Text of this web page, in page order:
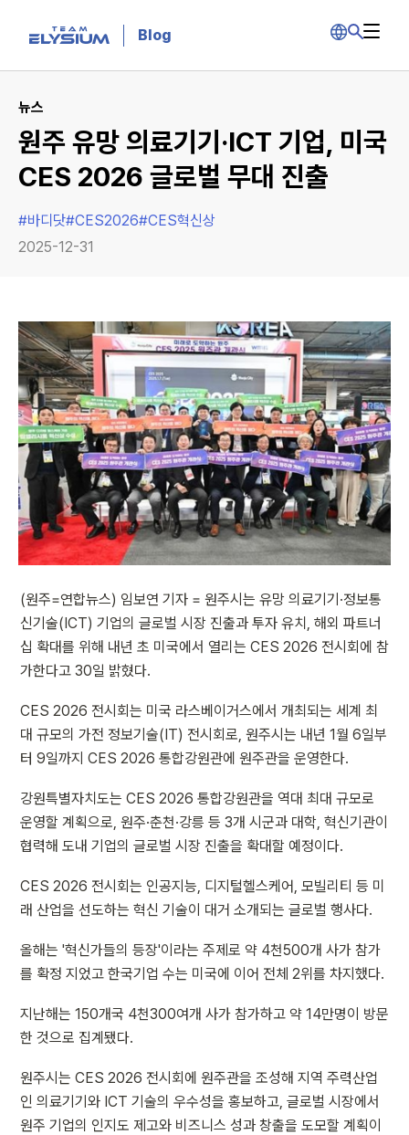
Blog
뉴스
원주 유망 의료기기·ICT 기업, 미국
CES 2026 글로벌 무대 진출
#바디닷#CES2026#CES혁신상
2025-12-31
(원주=연합뉴스) 임보연 기자 = 원주시는 유망 의료기기·정보통
신기술(ICT) 기업의 글로벌 시장 진출과 투자 유치, 해외 파트너
십 확대를 위해 내년 초 미국에서 열리는 CES 2026 전시회에 참
가한다고 30일 밝혔다.
CES 2026 전시회는 미국 라스베이거스에서 개최되는 세계 최
대 규모의 가전 정보기술(IT) 전시회로, 원주시는 내년 1월 6일부
터 9일까지 CES 2026 통합강원관에 원주관을 운영한다.
강원특별자치도는 CES 2026 통합강원관을 역대 최대 규모로
운영할 계획으로, 원주·춘천·강릉 등 3개 시군과 대학, 혁신기관이
협력해 도내 기업의 글로벌 시장 진출을 확대할 예정이다.
CES 2026 전시회는 인공지능, 디지털헬스케어, 모빌리티 등 미
래 산업을 선도하는 혁신 기술이 대거 소개되는 글로벌 행사다.
올해는 '혁신가들의 등장'이라는 주제로 약 4천500개 사가 참가
를 확정 지었고 한국기업 수는 미국에 이어 전체 2위를 차지했다.
지난해는 150개국 4천300여개 사가 참가하고 약 14만명이 방문
한 것으로 집계됐다.
원주시는 CES 2026 전시회에 원주관을 조성해 지역 주력산업
인 의료기기와 ICT 기술의 우수성을 홍보하고, 글로벌 시장에서
원주 기업의 인지도 제고와 비즈니스 성과 창출을 도모할 계획이